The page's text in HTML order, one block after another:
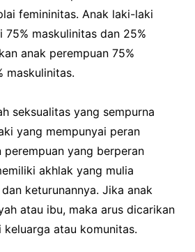
femininitas. Anak laki-laki
75% maskulinitas dan 25%
anak perempuan 75%
maskulinitas.
seksualitas yang sempurna
yang mempunyai peran
perempuan yang berperan
akhlak yang mulia
keturunannya. Jika anak
atau ibu, maka arus dicarikan
atau komunitas.